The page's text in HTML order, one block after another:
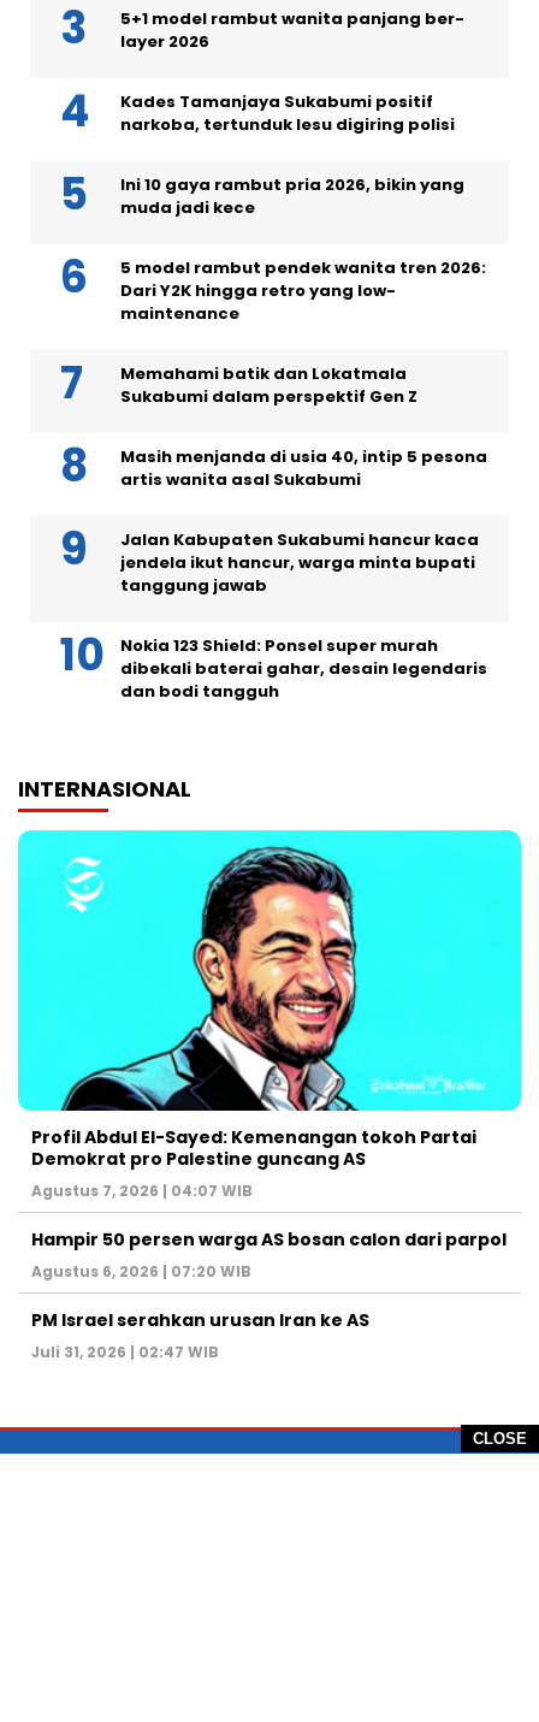
CLOSE
5+1 model rambut wanita panjang ber-
layer 2026
Kades Tamanjaya Sukabumi positif
narkoba, tertunduk lesu digiring polisi
Ini 10 gaya rambut pria 2026, bikin yang
muda jadi kece
5 model rambut pendek wanita tren 2026:
Dari Y2K hingga retro yang low-
maintenance
Memahami batik dan Lokatmala
Sukabumi dalam perspektif Gen Z
Masih menjanda di usia 40, intip 5 pesona
artis wanita asal Sukabumi
Jalan Kabupaten Sukabumi hancur kaca
jendela ikut hancur, warga minta bupati
tanggung jawab
Nokia 123 Shield: Ponsel super murah
dibekali baterai gahar, desain legendaris
dan bodi tangguh
INTERNASIONAL
Profil Abdul El-Sayed: Kemenangan tokoh Partai
Demokrat pro Palestine guncang AS
Agustus 7, 2026 | 04:07 WIB
Hampir 50 persen warga AS bosan calon dari parpol
Agustus 6, 2026 | 07:20 WIB
PM Israel serahkan urusan Iran ke AS
Juli 31, 2026 | 02:47 WIB